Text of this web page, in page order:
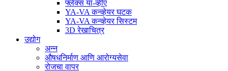
फ्लेक्स या-व्हीए
YA-VA कन्व्हेयर घटक
YA-VA कन्व्हेयर सिस्टम
3D रेखाचित्र
उद्योग
अन्न
औषधनिर्माण आणि आरोग्यसेवा
रोजचा वापर